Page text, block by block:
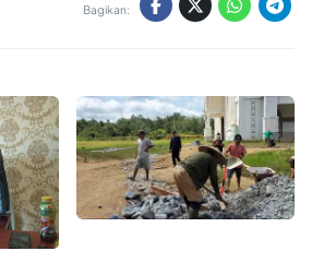
Bagikan: